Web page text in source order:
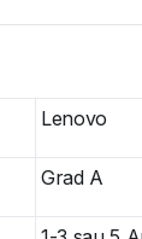
Lenovo
Grad A